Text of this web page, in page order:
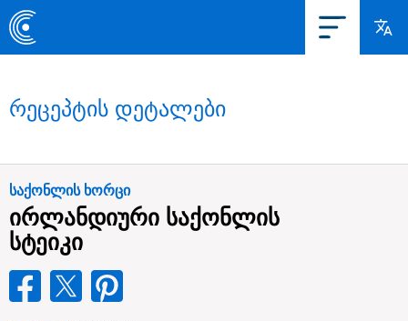
რეცეპტის დეტალები
საქონლის ხორცი
ირლანდიური საქონლის
სტეიკი